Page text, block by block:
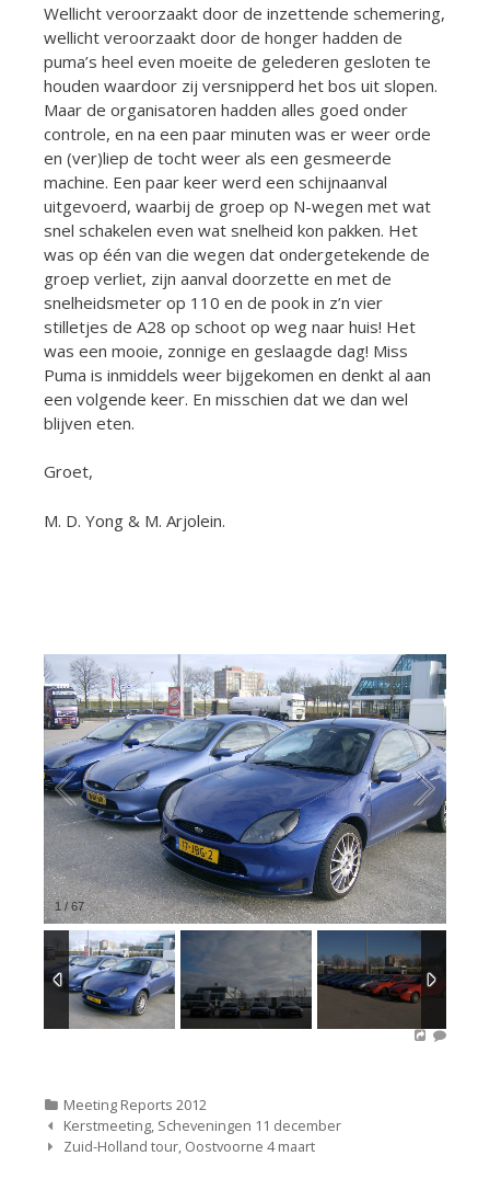
Wellicht veroorzaakt door de inzettende schemering,
wellicht veroorzaakt door de honger hadden de
puma’s heel even moeite de gelederen gesloten te
houden waardoor zij versnipperd het bos uit slopen.
Maar de organisatoren hadden alles goed onder
controle, en na een paar minuten was er weer orde
en (ver)liep de tocht weer als een gesmeerde
machine. Een paar keer werd een schijnaanval
uitgevoerd, waarbij de groep op N-wegen met wat
snel schakelen even wat snelheid kon pakken. Het
was op één van die wegen dat ondergetekende de
groep verliet, zijn aanval doorzette en met de
snelheidsmeter op 110 en de pook in z’n vier
stilletjes de A28 op schoot op weg naar huis! Het
was een mooie, zonnige en geslaagde dag! Miss
Puma is inmiddels weer bijgekomen en denkt al aan
een volgende keer. En misschien dat we dan wel
blijven eten.
Groet,
M. D. Yong & M. Arjolein.
1/67
Categorieën
Meeting Reports 2012
Bericht
navigatie
Kerstmeeting, Scheveningen 11 december
Zuid-Holland tour, Oostvoorne 4 maart